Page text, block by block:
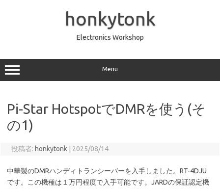
ッ
プ
honkytonk
Electronics Workshop
Menu
Pi-Star HotspotでDMRを使う(そ
の1)
投稿者: honkytonk 2025/08/14
中華製のDMRハンディトランシーバーを入手しました。RT-4DJU
です。この機種は１万円程度で入手可能です。JARDの保証認定機